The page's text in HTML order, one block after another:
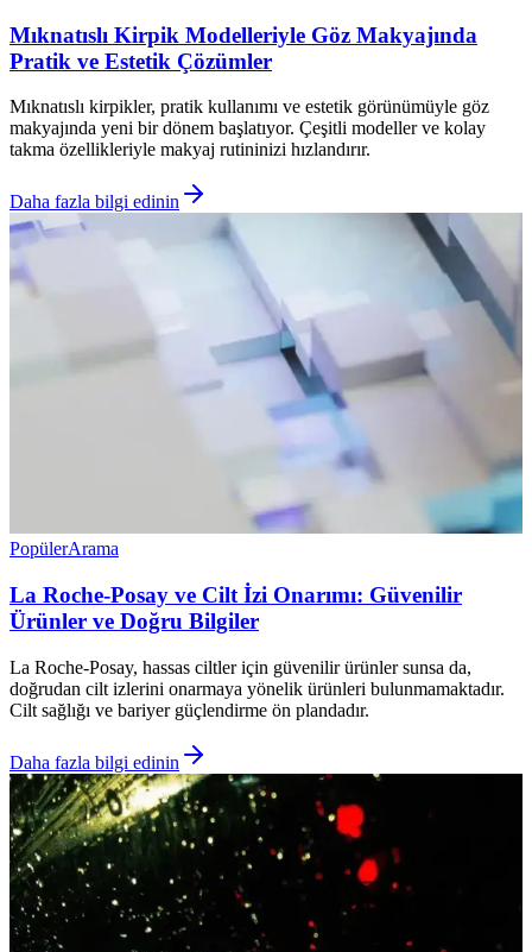
Mıknatıslı Kirpik Modelleriyle Göz Makyajında
Pratik ve Estetik Çözümler
Mıknatıslı kirpikler, pratik kullanımı ve estetik görünümüyle göz
makyajında yeni bir dönem başlatıyor. Çeşitli modeller ve kolay
takma özellikleriyle makyaj rutininizi hızlandırır.
Daha fazla bilgi edinin
PopülerArama
La Roche-Posay ve Cilt İzi Onarımı: Güvenilir
Ürünler ve Doğru Bilgiler
La Roche-Posay, hassas ciltler için güvenilir ürünler sunsa da,
doğrudan cilt izlerini onarmaya yönelik ürünleri bulunmamaktadır.
Cilt sağlığı ve bariyer güçlendirme ön plandadır.
Daha fazla bilgi edinin